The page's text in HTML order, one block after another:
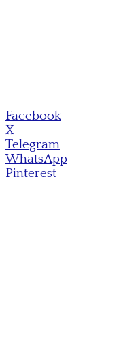
Facebook
X
Telegram
WhatsApp
Pinterest